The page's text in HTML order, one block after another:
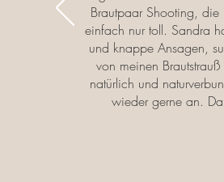
Brautpaar Shooting,
einfach nur toll. Sandra
und knappe Ansagen,
von meinen
natürlich und
wieder gerne an.